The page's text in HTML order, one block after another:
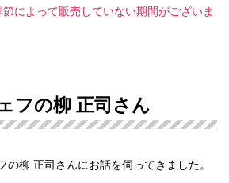
によって販売していない期間がございま
フの柳 正司さん
柳 正司さんにお話を伺ってきました。